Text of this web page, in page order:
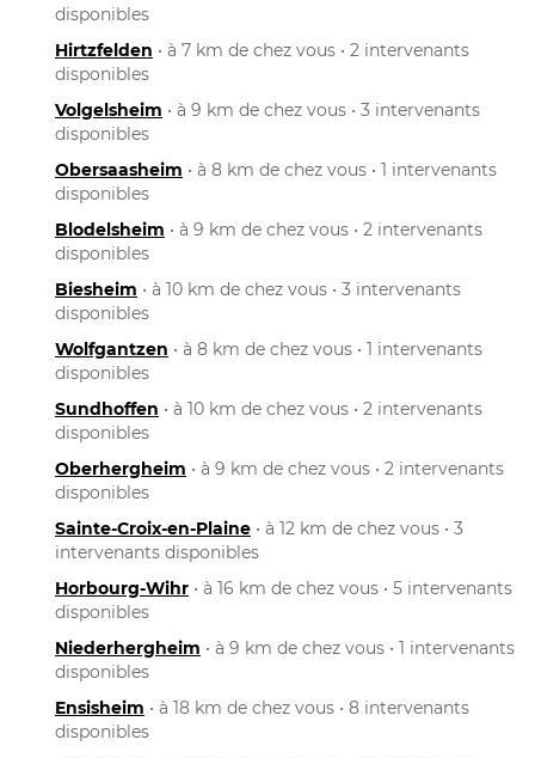
disponibles
Hirtzfelden • à 7 km de chez vous • 2 intervenants
disponibles
Volgelsheim • à 9 km de chez vous • 3 intervenants
disponibles
Obersaasheim • à 8 km de chez vous • 1 intervenants
disponibles
Blodelsheim • à 9 km de chez vous • 2 intervenants
disponibles
Biesheim • à 10 km de chez vous • 3 intervenants
disponibles
Wolfgantzen • à 8 km de chez vous • 1 intervenants
disponibles
Sundhoffen • à 10 km de chez vous • 2 intervenants
disponibles
Oberhergheim • à 9 km de chez vous • 2 intervenants
disponibles
Sainte-Croix-en-Plaine • à 12 km de chez vous • 3
intervenants disponibles
Horbourg-Wihr • à 16 km de chez vous • 5 intervenants
disponibles
Niederhergheim • à 9 km de chez vous • 1 intervenants
disponibles
Ensisheim • à 18 km de chez vous • 8 intervenants
disponibles